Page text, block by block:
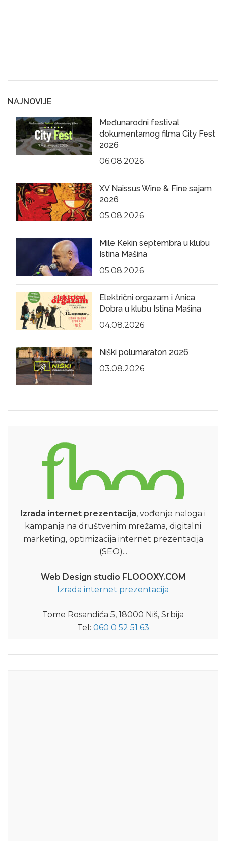
NAJNOVIJE
Međunarodni festival
dokumentarnog filma City Fest
2026
06.08.2026
XV Naissus Wine & Fine sajam
2026
05.08.2026
Mile Kekin septembra u klubu
Istina Mašina
05.08.2026
Električni orgazam i Anica
Dobra u klubu Istina Mašina
04.08.2026
Niški polumaraton 2026
03.08.2026
Izrada internet prezentacija, vođenje naloga i
kampanja na društvenim mrežama, digitalni
marketing, optimizacija internet prezentacija
(SEO)...
Web Design studio FLOOOXY.COM
Izrada internet prezentacija
Tome Rosandića 5, 18000 Niš, Srbija
Tel: 060 0 52 51 63